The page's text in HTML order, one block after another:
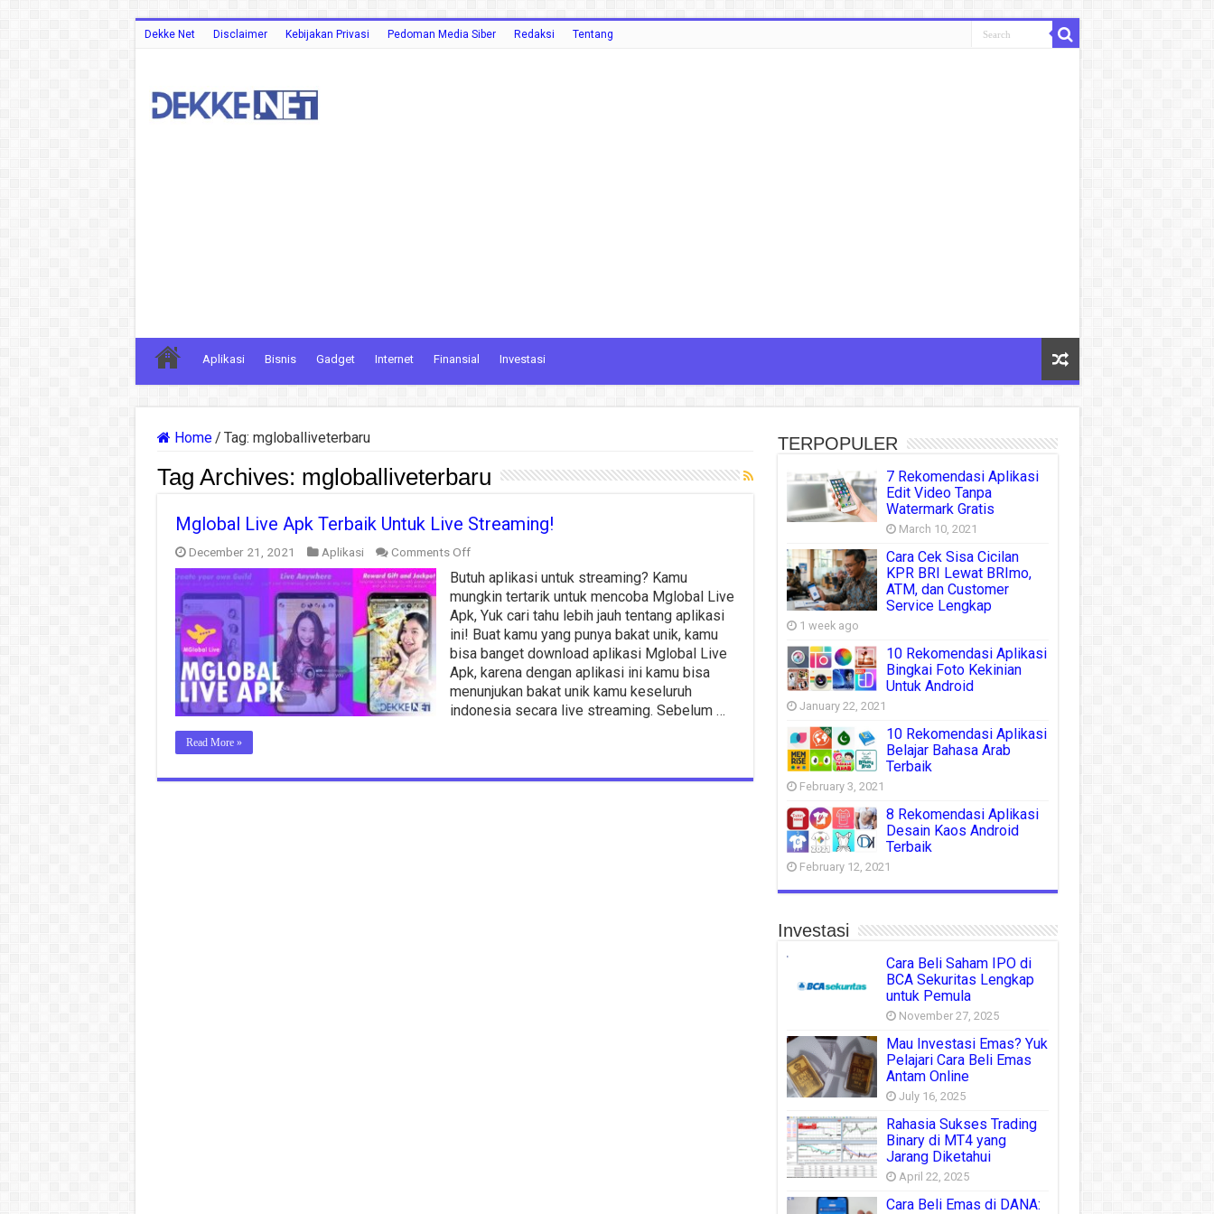
Dekke Net Disclaimer Kebijakan Privasi Pedoman Media Siber Redaksi Tentang
Aplikasi Bisnis Gadget Internet Finansial Investasi
Home/ Tag: mgloballiveterbaru
Tag Archives: mgloballiveterbaru
Mglobal Live Apk Terbaik Untuk Live Streaming!
December 21, 2021 Aplikasi Comments Offon
Live
Apk
Terbaik
Untuk
Live
Streaming!
Butuh aplikasi untuk streaming? Kamu
mungkin tertarik untuk mencoba Mglobal Live
Apk, Yuk cari tahu lebih jauh tentang aplikasi
ini! Buat kamu yang punya bakat unik, kamu
bisa banget download aplikasi Mglobal Live
Apk, karena dengan aplikasi ini kamu bisa
menunjukan bakat unik kamu keseluruh
indonesia secara live streaming. Sebelum …
Read More »
TERPOPULER
7 Rekomendasi Aplikasi
Edit Video Tanpa
Watermark Gratis
March 10, 2021
Cara Cek Sisa Cicilan
KPR BRI Lewat BRImo,
ATM, dan Customer
Service Lengkap
1 week ago
10 Rekomendasi Aplikasi
Bingkai Foto Kekinian
Untuk Android
January 22, 2021
10 Rekomendasi Aplikasi
Belajar Bahasa Arab
Terbaik
February 3, 2021
8 Rekomendasi Aplikasi
Desain Kaos Android
Terbaik
February 12, 2021
Investasi
Cara Beli Saham IPO di
BCA Sekuritas Lengkap
untuk Pemula
November 27, 2025
Mau Investasi Emas? Yuk
Pelajari Cara Beli Emas
Antam Online
July 16, 2025
Rahasia Sukses Trading
Binary di MT4 yang
Jarang Diketahui
April 22, 2025
Cara Beli Emas di DANA: